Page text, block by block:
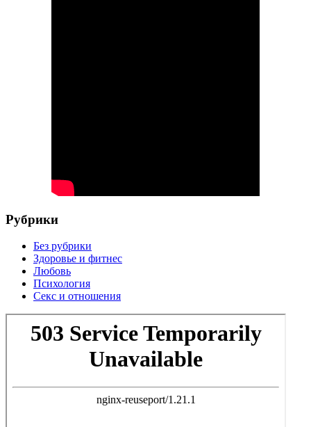
Рубрики
Без рубрики
Здоровье и фитнес
Любовь
Психология
Секс и отношения